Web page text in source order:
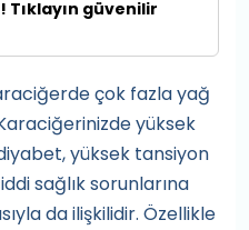
Tıklayın güvenilir
çok fazla yağ
yüksek
yüksek tansiyon
sağlık sorunlarına
da ilişkilidir. Özellikle